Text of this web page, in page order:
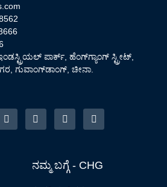
ಪಾರ್ಕ್, ಹೆಂಗ್‌ಗ್ಯಾಂಗ್ ಸ್ಟ್ರೀಟ್,
ಗುವಾಂಗ್‌ಡಾಂಗ್, ಚೀನಾ.
ನಮ್ಮ ಬಗ್ಗೆ - CHG